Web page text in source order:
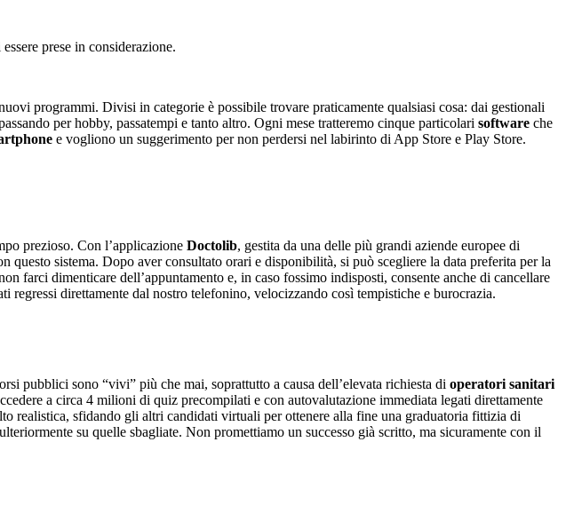
prese in considerazione.
programmi. Divisi in categorie è possibile trovare praticamente qualsiasi cosa: dai gestionali
per hobby, passatempi e tanto altro. Ogni mese tratteremo cinque particolari software che
e vogliono un suggerimento per non perdersi nel labirinto di App Store e Play Store.
prezioso. Con l’applicazione Doctolib, gestita da una delle più grandi aziende europee di
sistema. Dopo aver consultato orari e disponibilità, si può scegliere la data preferita per la
farci dimenticare dell’appuntamento e, in caso fossimo indisposti, consente anche di cancellare
direttamente dal nostro telefonino, velocizzando così tempistiche e burocrazia.
pubblici sono “vivi” più che mai, soprattutto a causa dell’elevata richiesta di operatori sanitari
a circa 4 milioni di quiz precompilati e con autovalutazione immediata legati direttamente
realistica, sfidando gli altri candidati virtuali per ottenere alla fine una graduatoria fittizia di
su quelle sbagliate. Non promettiamo un successo già scritto, ma sicuramente con il